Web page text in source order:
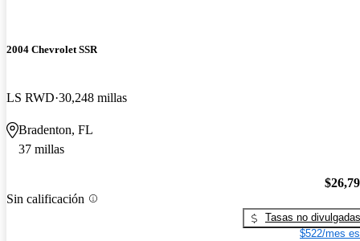
2004 Chevrolet SSR
LS RWD 30,248 millas
Bradenton, FL
37 millas
Sin calificación
Tasas no divulgadas
$522/mes